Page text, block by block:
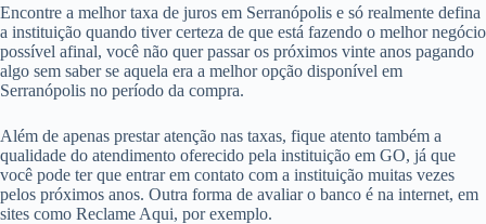
Encontre a melhor taxa de juros em Serranópolis e só realmente defina
a instituição quando tiver certeza de que está fazendo o melhor negócio
possível afinal, você não quer passar os próximos vinte anos pagando
algo sem saber se aquela era a melhor opção disponível em
Serranópolis no período da compra.
Além de apenas prestar atenção nas taxas, fique atento também a
qualidade do atendimento oferecido pela instituição em GO, já que
você pode ter que entrar em contato com a instituição muitas vezes
pelos próximos anos. Outra forma de avaliar o banco é na internet, em
sites como Reclame Aqui, por exemplo.